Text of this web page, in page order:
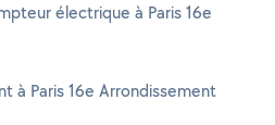
électrique à Paris 16e
à Paris 16e Arrondissement